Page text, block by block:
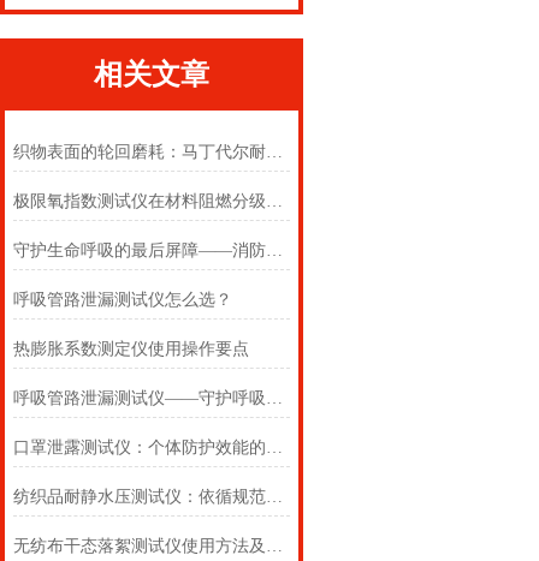
相关文章
织物表面的轮回磨耗：马丁代尔耐磨仪在多点轨迹与压力恒定下的耐用叙事
极限氧指数测试仪在材料阻燃分级中的浓度边界判定
守护生命呼吸的最后屏障——消防自救呼吸器防护性能测试仪的全面检测
呼吸管路泄漏测试仪怎么选？
热膨胀系数测定仪使用操作要点
呼吸管路泄漏测试仪——守护呼吸类医疗器械安全的精密检测方案
口罩泄露测试仪：个体防护效能的科学评估仪器
纺织品耐静水压测试仪：依循规范，精准测防渗
无纺布干态落絮测试仪使用方法及注意事项详解